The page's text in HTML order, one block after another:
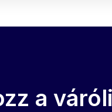
a